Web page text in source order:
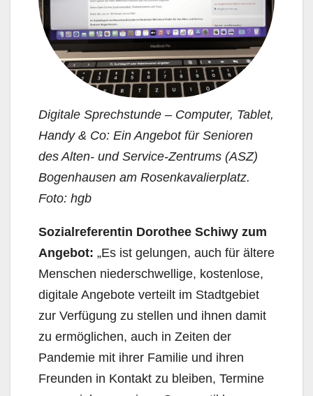
Digitale Sprechstunde – Computer, Tablet,
Handy & Co: Ein Angebot für Senioren
des Alten- und Service-Zentrums (ASZ)
Bogenhausen am Rosenkavalierplatz.
Foto: hgb
Sozialreferentin Dorothee Schiwy zum
Angebot: „Es ist gelungen, auch für ältere
Menschen nie­derschwellige, kostenlose,
digitale Angebote verteilt im Stadtgebiet
zur Verfügung zu stellen und ih­nen damit
zu ermöglichen, auch in Zeiten der
Pandemie mit ihrer Familie und ihren
Freunden in Kontakt zu bleiben, Termine